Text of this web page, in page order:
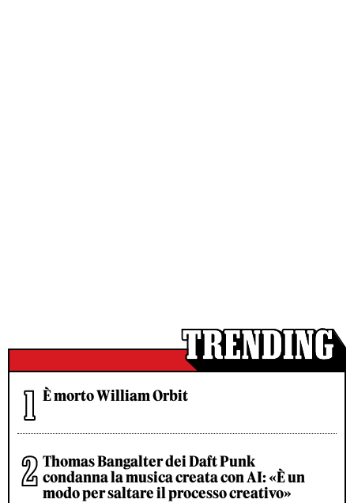
È morto William Orbit
Thomas Bangalter dei Daft Punk
condanna la musica creata con AI: «È un
modo per saltare il processo creativo»